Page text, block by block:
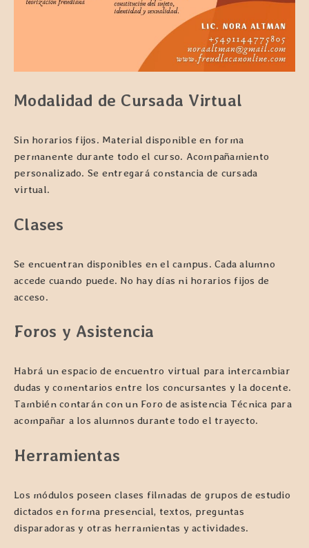
Modalidad de Cursada Virtual
Sin horarios fijos. Material disponible en forma
permanente durante todo el curso. Acompañamiento
personalizado. Se entregará constancia de cursada
virtual.
Clases
Se encuentran disponibles en el campus. Cada alumno
accede cuando puede. No hay días ni horarios fijos de
acceso.
Foros y Asistencia
Habrá un espacio de encuentro virtual para intercambiar
dudas y comentarios entre los concursantes y la docente.
También contarán con un Foro de asistencia Técnica para
acompañar a los alumnos durante todo el trayecto.
Herramientas
Los módulos poseen clases filmadas de grupos de estudio
dictados en forma presencial, textos, preguntas
disparadoras y otras herramientas y actividades.